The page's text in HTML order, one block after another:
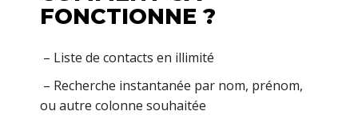
FONCTIONNE ?
– Liste de contacts en illimité
– Recherche instantanée par nom, prénom,
ou autre colonne souhaitée